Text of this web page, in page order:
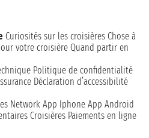
Curiosités sur les croisières Chose à
votre croisière Quand partir en
Politique de confidentialité
Déclaration d’accessibilité
Network App Iphone App Android
Croisières Paiements en ligne